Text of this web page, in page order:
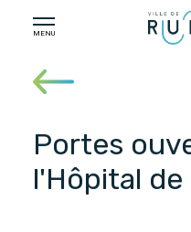
Portes
l'Hôpital